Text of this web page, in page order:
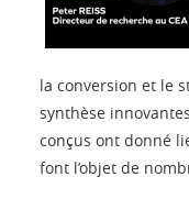
la conversion et le
synthèse
conçus ont donné
font l’objet de